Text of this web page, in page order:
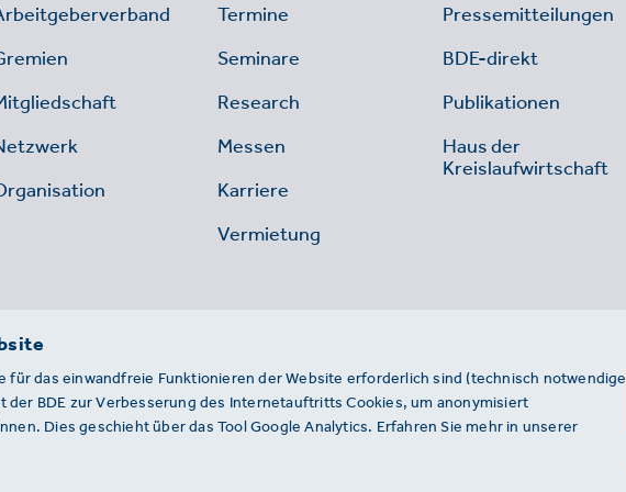
Termine
Seminare
Research
Messen
Karriere
Vermietung
Pressemitteilungen
BDE-direkt
Publikationen
Haus der
Kreislaufwirtschaft
für das einwandfreie Funktionieren der Website erforderlich sind (technisch notwendige
der BDE zur Verbesserung des Internetauftritts Cookies, um anonymisiert
Dies geschieht über das Tool Google Analytics. Erfahren Sie mehr in unserer